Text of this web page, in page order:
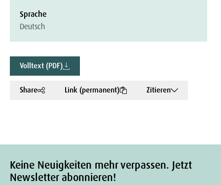
Sprache
Deutsch
Volltext (PDF)
Share Link (permanent) Zitieren
Keine Neuigkeiten mehr verpassen. Jetzt
Newsletter abonnieren!